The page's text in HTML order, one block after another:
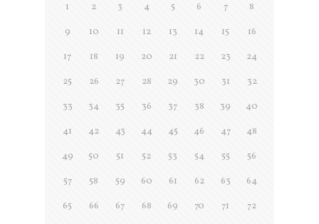
1 2 3 4 5 6 7
8
9
10 11 12 13 14 15
16
17
18 19 20 21 22 23
24
25
26 27 28 29 30 31
32
33
34 35 36 37 38 39
40
41
42 43 44 45 46 47
48
49
50 51 52 53 54 55
56
57
58 59 60 61 62 63
64
65
66 67 68 69 70 71
72